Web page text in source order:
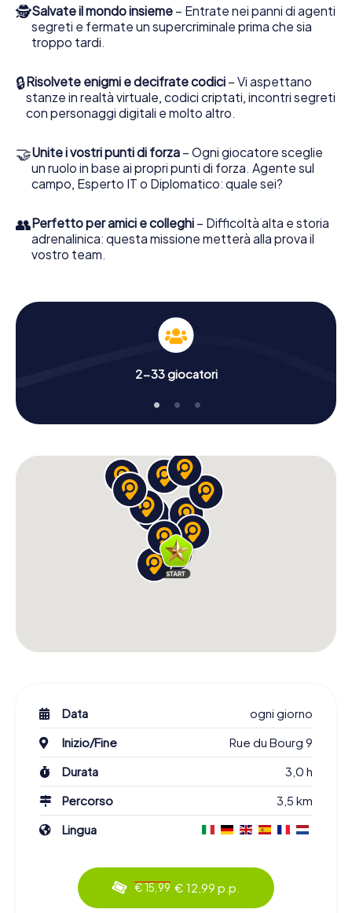
parco giochi di avventura. Acquisti i suoi biglietti nel
mondo dello spionaggio e degli agenti segreti e
trasformi Châtillon-sur-Seine in un'Escape Room
🕵Salvate il mondo insieme – Entrate nei panni di agenti
segreti e fermate un supercriminale prima che sia
troppo tardi.
🔒Risolvete enigmi e decifrate codici – Vi aspettano
stanze in realtà virtuale, codici criptati, incontri segreti
con personaggi digitali e molto altro.
🤝Unite i vostri punti di forza – Ogni giocatore sceglie
un ruolo in base ai propri punti di forza. Agente sul
campo, Esperto IT o Diplomatico: quale sei?
👥Perfetto per amici e colleghi – Difficoltà alta e storia
adrenalinica: questa missione metterà alla prova il
vostro team.
2-33 giocatori
Data
ogni giorno
Inizio/Fine
Rue du Bourg 9
Durata
3,0 h
Percorso
3,5 km
Lingua
€ 15,99 € 12,99 p.p.